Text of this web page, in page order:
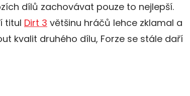
dílů zachovávat pouze to nejlepší.
titul Dirt 3 většinu hráčů lehce zklamal a
kvalit druhého dílu, Forze se stále daří